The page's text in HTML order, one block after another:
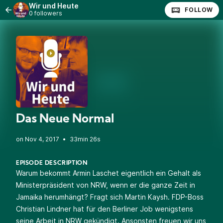
Wir und Heute
0 followers FOLLOW
Das Neue Normal
• 33min 26s
EPISODE DESCRIPTION
Warum bekommt Armin Laschet eigentlich ein Gehalt als
Ministerpräsident von NRW, wenn er die ganze Zeit in
Jamaika herumhängt? Fragt sich Martin Kaysh. FDP-Boss
Christian Lindner hat für den Berliner Job wenigstens
seine Arbeit in NRW gekündigt. Ansonsten freuen wir uns